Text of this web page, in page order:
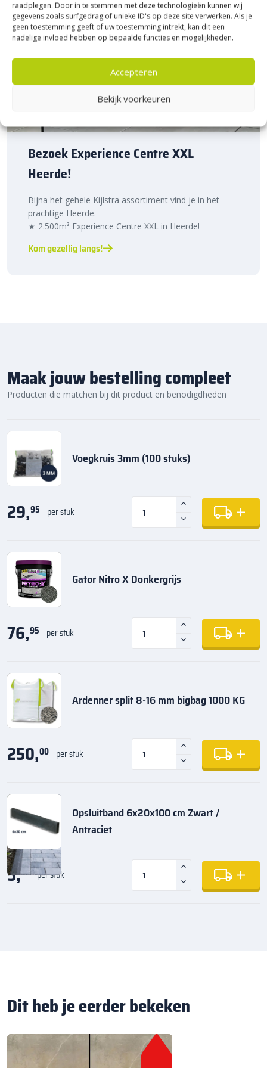
raadplegen. Door in te stemmen met deze technologieën kunnen wij
gegevens zoals surfgedrag of unieke ID's op deze site verwerken. Als je
geen toestemming geeft of uw toestemming intrekt, kan dit een
nadelige invloed hebben op bepaalde functies en mogelijkheden.
Accepteren
Bekijk voorkeuren
Bezoek Experience Centre XXL
Heerde!
Bijna het gehele Kijlstra assortiment vind je in het
prachtige Heerde.
★ 2.500m² Experience Centre XXL in Heerde!
Kom gezellig langs!
Maak jouw bestelling compleet
Producten die matchen bij dit product en benodigdheden
Voegkruis 3mm (100 stuks)
29,95 per stuk
Gator Nitro X Donkergrijs
76,95 per stuk
Ardenner split 8-16 mm bigbag 1000 KG
250,00 per stuk
Opsluitband 6x20x100 cm Zwart /
Antraciet
5,35 per stuk
Dit heb je eerder bekeken